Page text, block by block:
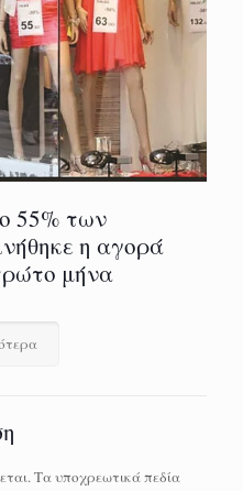
55% των
η αγορά
μήνα
Τα υποχρεωτικά πεδία